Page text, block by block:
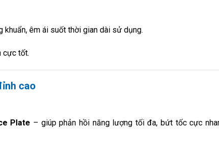
khuẩn, êm ái suốt thời gian dài sử dụng.
cực tốt.
cao
Plate – giúp phản hồi năng lượng tối đa, bứt tốc cực